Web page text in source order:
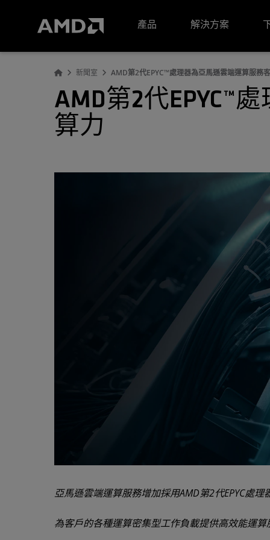
產品
解決方案
新聞室 AMD第2代EPYC™處理器為亞馬遜雲端運算服務
AMD第2代EPYC™
算力
亞馬遜雲端運算服務增加採用AMD第2代EPYC處理
為客戶的各種運算密集型工作負載提供高效能運算